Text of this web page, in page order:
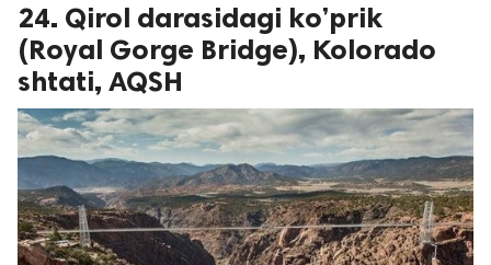
24. Qirol darasidagi ko’prik
(Royal Gorge Bridge), Kolorado
shtati, AQSH